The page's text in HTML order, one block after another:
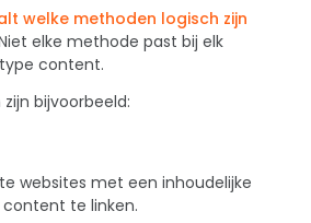
welke methoden logisch zijn
elke methode past bij elk
content.
bijvoorbeeld:
websites met een inhoudelijke
te linken.